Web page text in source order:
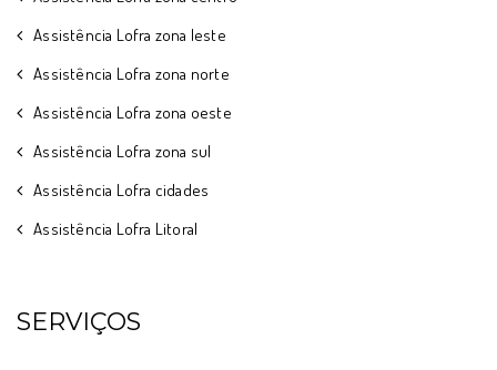
Assistência Lofra zona leste
Assistência Lofra zona norte
Assistência Lofra zona oeste
Assistência Lofra zona sul
Assistência Lofra cidades
Assistência Lofra Litoral
SERVIÇOS